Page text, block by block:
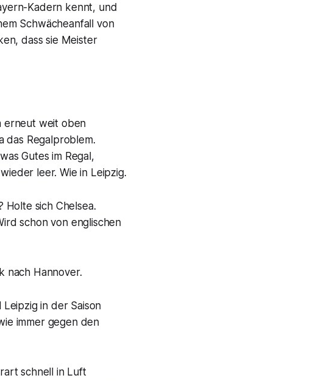
Kadern kennt, und
Schwächeanfall von
dass sie Meister
erneut weit oben
das Regalproblem.
Gutes im Regal,
leer. Wie in Leipzig.
Holte sich Chelsea.
schon von englischen
nach Hannover.
in der Saison
immer gegen den
schnell in Luft